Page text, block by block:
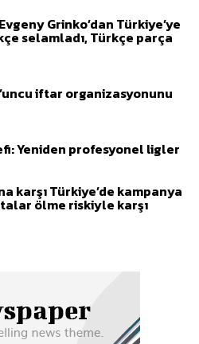
Grinko’dan Türkiye’ye
selamladı, Türkçe parça
iftar organizasyonunu
Yeniden profesyonel ligler
karşı Türkiye’de kampanya
ölme riskiyle karşı